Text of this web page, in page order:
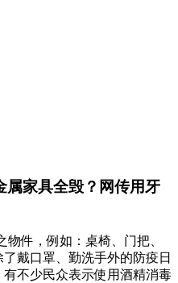
属家具全毁？网传用牙
物件，例如：桌椅、门把、
戴口罩、勤洗手外的防疫日
不少民众表示使用酒精消毒